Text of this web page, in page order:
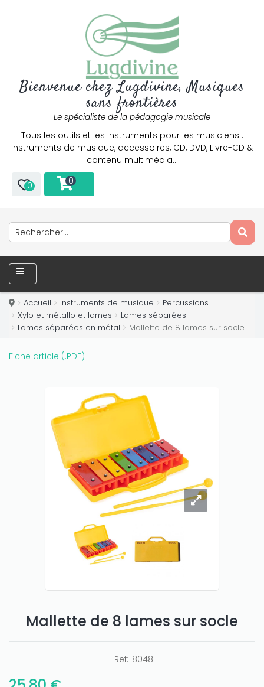
Bienvenue chez Lugdivine, Musiques
sans frontières
Le spécialiste de la pédagogie musicale
Tous les outils et les instruments pour les musiciens :
Instruments de musique, accessoires, CD, DVD, Livre-CD &
contenu multimédia…
0 0
Accueil Instruments de musique
Percussions
Xylo et métallo et lames
Lames séparées
Lames séparées en métal
Mallette de 8 lames sur socle
Fiche article (.PDF)
Mallette de 8 lames sur socle
Ref: 8048